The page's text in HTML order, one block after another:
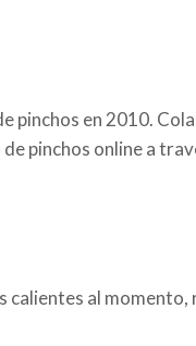
pinchos en 2010.
pinchos online a
calientes al momento,